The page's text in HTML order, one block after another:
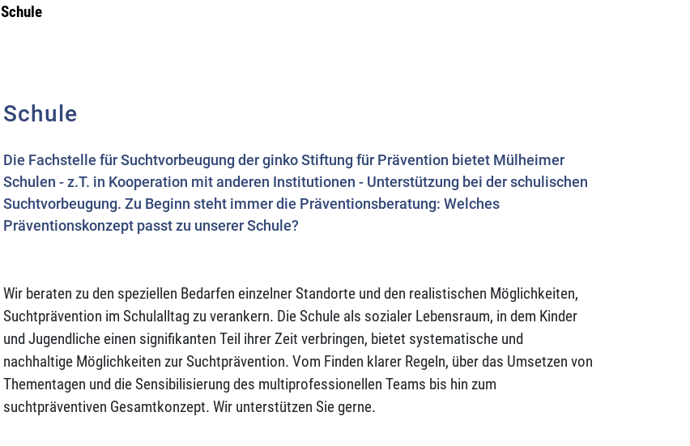
Schule
Schule
Die Fachstelle für Suchtvorbeugung der ginko Stiftung für Prävention bietet Mülheimer
Schulen - z.T. in Kooperation mit anderen Institutionen - Unterstützung bei der schulischen
Suchtvorbeugung. Zu Beginn steht immer die Präventionsberatung: Welches
Präventionskonzept passt zu unserer Schule?
Wir beraten zu den speziellen Bedarfen einzelner Standorte und den realistischen Möglichkeiten,
Suchtprävention im Schulalltag zu verankern. Die Schule als sozialer Lebensraum, in dem Kinder
und Jugendliche einen signifikanten Teil ihrer Zeit verbringen, bietet systematische und
nachhaltige Möglichkeiten zur Suchtprävention. Vom Finden klarer Regeln, über das Umsetzen von
Thementagen und die Sensibilisierung des multiprofessionellen Teams bis hin zum
suchtpräventiven Gesamtkonzept. Wir unterstützen Sie gerne.